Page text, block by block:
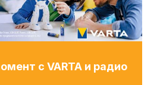
с VARTA и радио